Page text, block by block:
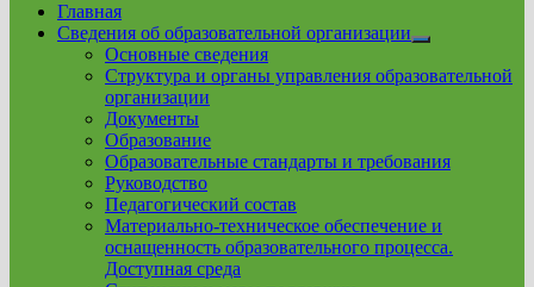
Главная
Сведения об образовательной организации
Show
menu
Основные сведения
Структура и органы управления образовательной
организации
Документы
Образование
Образовательные стандарты и требования
Руководство
Педагогический состав
Материально-техническое обеспечение и
оснащенность образовательного процесса.
Доступная среда